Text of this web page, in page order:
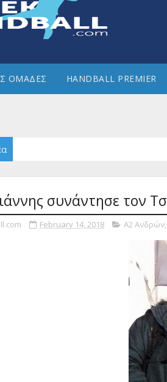
ΟΜΑΔΕΣ HANDBALL PREMIER
συνάντησε τον
February 14, 2018 Α2 Ανδρών,